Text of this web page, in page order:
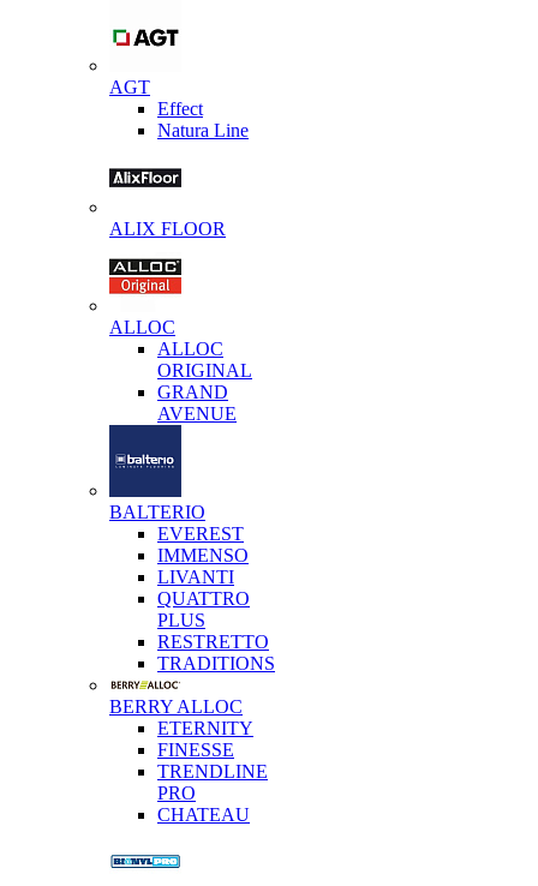
AGT
Effect
Natura Line
ALIX FLOOR
ALLOC
ALLOC
ORIGINAL
GRAND
AVENUE
BALTERIO
EVEREST
IMMENSO
LIVANTI
QUATTRO
PLUS
RESTRETTO
TRADITIONS
BERRY ALLOC
ETERNITY
FINESSE
TRENDLINE
PRO
CHATEAU